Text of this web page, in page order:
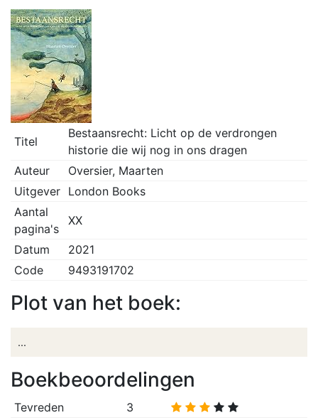
Titel
Bestaansrecht: Licht op de verdrongen
historie die wij nog in ons dragen
Auteur
Oversier, Maarten
Uitgever London Books
Aantal
pagina's
XX
Datum
2021
Code
9493191702
Plot van het boek:
...
Boekbeoordelingen
Tevreden
3